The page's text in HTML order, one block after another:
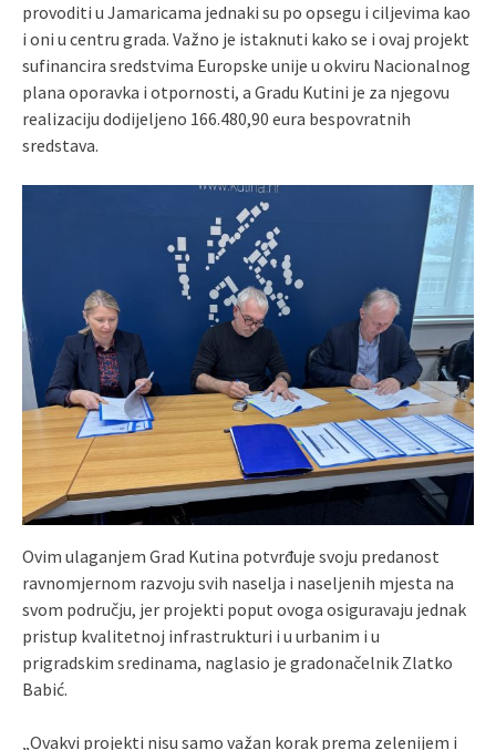
provoditi u Jamaricama jednaki su po opsegu i ciljevima kao
i oni u centru grada. Važno je istaknuti kako se i ovaj projekt
sufinancira sredstvima Europske unije u okviru Nacionalnog
plana oporavka i otpornosti, a Gradu Kutini je za njegovu
realizaciju dodijeljeno 166.480,90 eura bespovratnih
sredstava.
Ovim ulaganjem Grad Kutina potvrđuje svoju predanost
ravnomjernom razvoju svih naselja i naseljenih mjesta na
svom području, jer projekti poput ovoga osiguravaju jednak
pristup kvalitetnoj infrastrukturi i u urbanim i u
prigradskim sredinama, naglasio je gradonačelnik Zlatko
Babić.
„Ovakvi projekti nisu samo važan korak prema zelenijem i